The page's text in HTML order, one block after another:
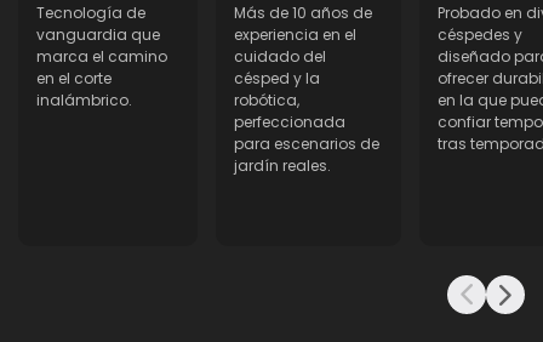
Tecnología de
vanguardia que
marca el camino
en el corte
inalámbrico.
Más de 10 años de
experiencia en el
cuidado del
césped y la
robótica,
perfeccionada
para escenarios de
jardín reales.
Probado en
céspedes y
diseñado
ofrecer
en la que
confiar
tras